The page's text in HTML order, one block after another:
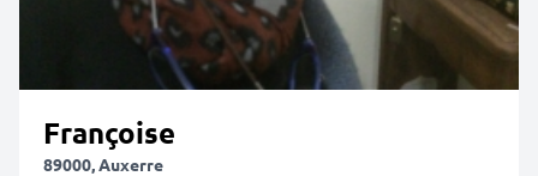
Françoise
89000, Auxerre